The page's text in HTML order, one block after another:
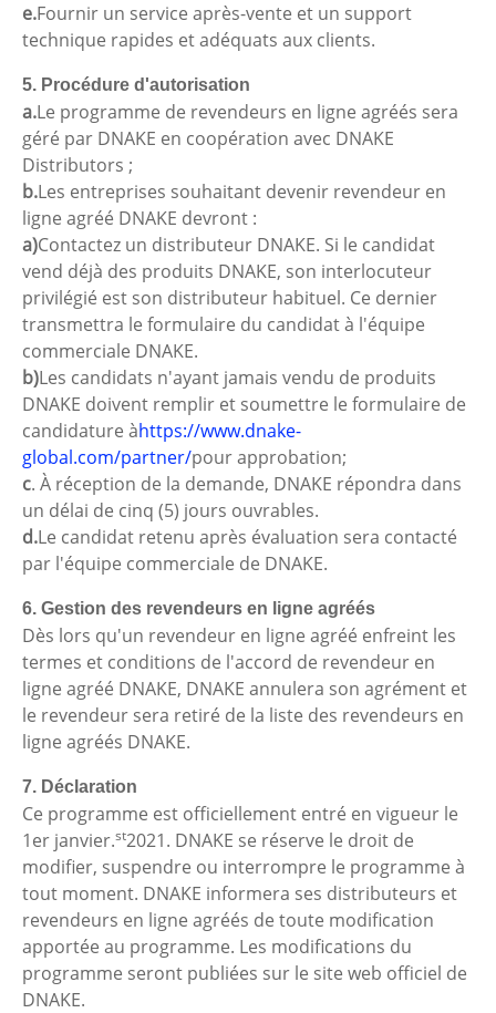
e.Fournir un service après-vente et un support
technique rapides et adéquats aux clients.
5. Procédure d'autorisation
a.Le programme de revendeurs en ligne agréés sera
géré par DNAKE en coopération avec DNAKE
Distributors ;
b.Les entreprises souhaitant devenir revendeur en
ligne agréé DNAKE devront :
a)Contactez un distributeur DNAKE. Si le candidat
vend déjà des produits DNAKE, son interlocuteur
privilégié est son distributeur habituel. Ce dernier
transmettra le formulaire du candidat à l'équipe
commerciale DNAKE.
b)Les candidats n'ayant jamais vendu de produits
DNAKE doivent remplir et soumettre le formulaire de
candidature àhttps://www.dnake-
global.com/partner/pour approbation;
c. À réception de la demande, DNAKE répondra dans
un délai de cinq (5) jours ouvrables.
d.Le candidat retenu après évaluation sera contacté
par l'équipe commerciale de DNAKE.
6. Gestion des revendeurs en ligne agréés
Dès lors qu'un revendeur en ligne agréé enfreint les
termes et conditions de l'accord de revendeur en
ligne agréé DNAKE, DNAKE annulera son agrément et
le revendeur sera retiré de la liste des revendeurs en
ligne agréés DNAKE.
7. Déclaration
Ce programme est officiellement entré en vigueur le
1er janvier.st2021. DNAKE se réserve le droit de
modifier, suspendre ou interrompre le programme à
tout moment. DNAKE informera ses distributeurs et
revendeurs en ligne agréés de toute modification
apportée au programme. Les modifications du
programme seront publiées sur le site web officiel de
DNAKE.